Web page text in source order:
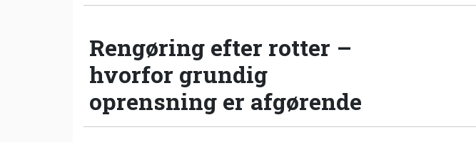
Rengøring efter rotter –
hvorfor grundig
oprensning er afgørende